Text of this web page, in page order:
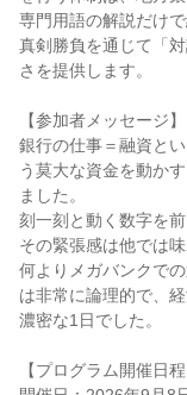
専門用語の解説だけ
真剣勝負を通じて「
さを提供します。
【参加者メッセージ】
銀行の仕事＝融資と
う莫大な資金を動か
ました。
刻一刻と動く数字を
その緊張感は他では
何よりメガバンクで
は非常に論理的で、
濃密な1日でした。
【プログラム開催日程